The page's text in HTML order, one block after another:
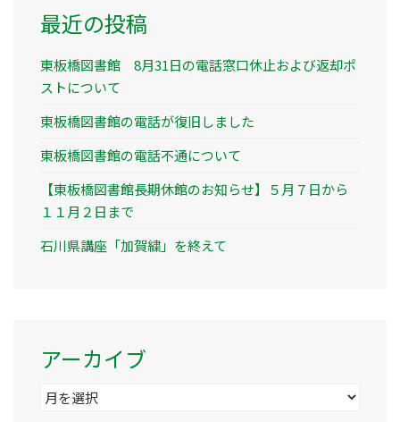
最近の投稿
東板橋図書館 8月31日の電話窓口休止および返却ポ
ストについて
東板橋図書館の電話が復旧しました
東板橋図書館の電話不通について
【東板橋図書館長期休館のお知らせ】５月７日から
１１月２日まで
石川県講座「加賀繍」を終えて
アーカイブ
ア